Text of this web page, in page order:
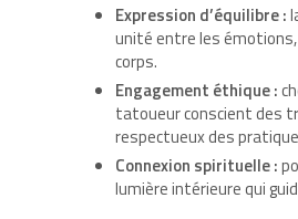
Expression d’équilibre :
unité entre les
corps.
Engagement éthique :
tatoueur conscient des
respectueux des
Connexion spirituelle :
lumière intérieure qui